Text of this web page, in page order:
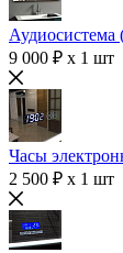
Аудиосистема
9 000 ₽ x 1 шт
Часы
2 500 ₽ x 1 шт